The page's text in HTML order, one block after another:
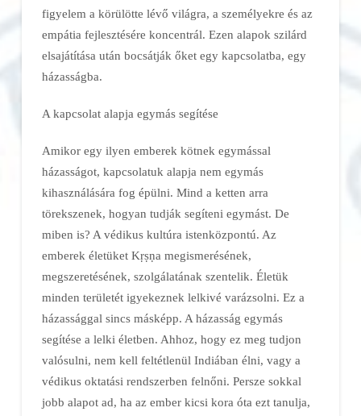
figyelem a körülötte lévő világra, a személyekre és az
empátia fejlesztésére koncentrál. Ezen alapok szilárd
elsajátítása után bocsátják őket egy kapcsolatba, egy
házasságba.
A kapcsolat alapja egymás segítése
Amikor egy ilyen emberek kötnek egymással
házasságot, kapcsolatuk alapja nem egymás
kihasználására fog épülni. Mind a ketten arra
törekszenek, hogyan tudják segíteni egymást. De
miben is? A védikus kultúra istenközpontú. Az
emberek életüket Kṛṣṇa megismerésének,
megszeretésének, szolgálatának szentelik. Életük
minden területét igyekeznek lelkivé varázsolni. Ez a
házassággal sincs másképp. A házasság egymás
segítése a lelki életben. Ahhoz, hogy ez meg tudjon
valósulni, nem kell feltétlenül Indiában élni, vagy a
védikus oktatási rendszerben felnőni. Persze sokkal
jobb alapot ad, ha az ember kicsi kora óta ezt tanulja,